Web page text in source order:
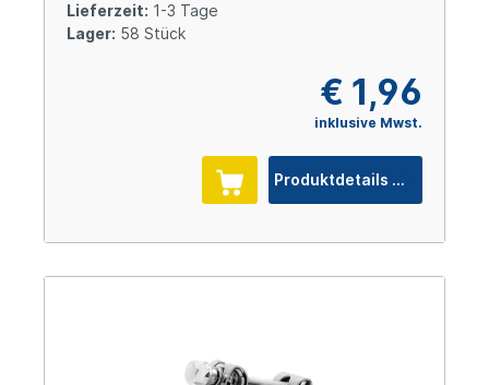
Lieferzeit: 1-3 Tage
Lager: 58 Stück
€ 1,96
inklusive Mwst.
Produktdetails